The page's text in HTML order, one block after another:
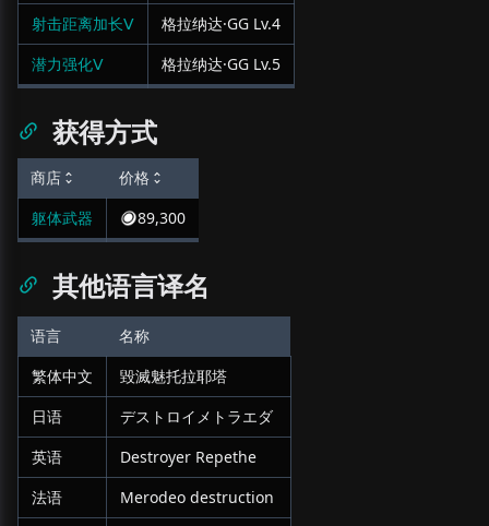
射击距离加长Ⅴ
格拉纳达·GG Lv.4
潜力强化Ⅴ
格拉纳达·GG Lv.5
获得方式
商店
价格
躯体武器
89,300
其他语言译名
语言
名称
繁体中文
毀滅魅托拉耶塔
日语
デストロイメトラエダ
英语
Destroyer Repethe
法语
Merodeo destruction